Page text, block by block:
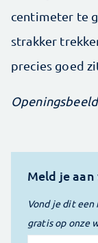
centimeter te
strakker
precies goed
Meld je
Vond je dit
gratis op onze